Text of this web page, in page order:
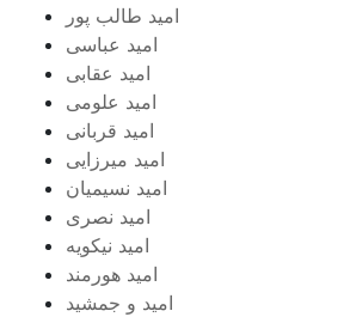
امید طالب پور
امید عباسی
امید عقابی
امید علومی
امید قربانی
امید میرزایی
امید نسیمیان
امید نصری
امید نیکویه
امید هورمند
امید و جمشید